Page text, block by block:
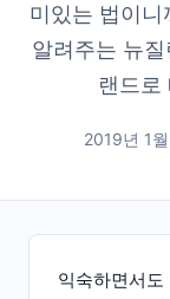
미있는 법이
알려주는 뉴
랜드로
2019년 1
익숙하면서도